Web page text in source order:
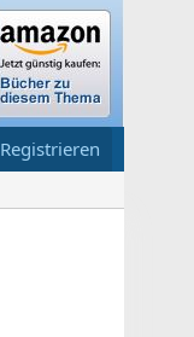
Registrieren